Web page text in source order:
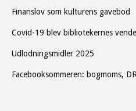
Finanslov som kulturens gavebod
Covid-19 blev bibliotekernes
Udlodningsmidler 2025
Facebooksommeren: bogmoms,